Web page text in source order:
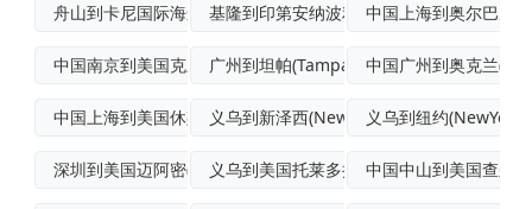
舟山到卡尼国际海运 基隆到印第安纳波利斯国际海空联运
中国上海到奥尔巴尼
中国南京到美国克里斯特尔里弗班轮运输
广州到坦帕(Tampa)船运中国广州到奥克兰
中国上海到美国休斯敦(Houston)空义乌到新泽西(NewJersey)空海联
义乌到纽约
深圳到美国迈阿密(Miami)国际海空联
义乌到美国托莱多拼箱海运中国中山到美国查尔